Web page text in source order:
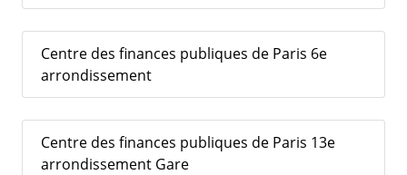
Centre des finances publiques de Paris 6e
arrondissement
Centre des finances publiques de Paris 13e
arrondissement Gare